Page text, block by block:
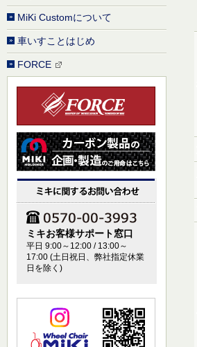
MiKi Customについて
車いすことはじめ
FORCE
ミキお客様サポート窓口
平日 9:00～12:00 / 13:00～
17:00 (土日祝日、弊社指定休業
日を除く)